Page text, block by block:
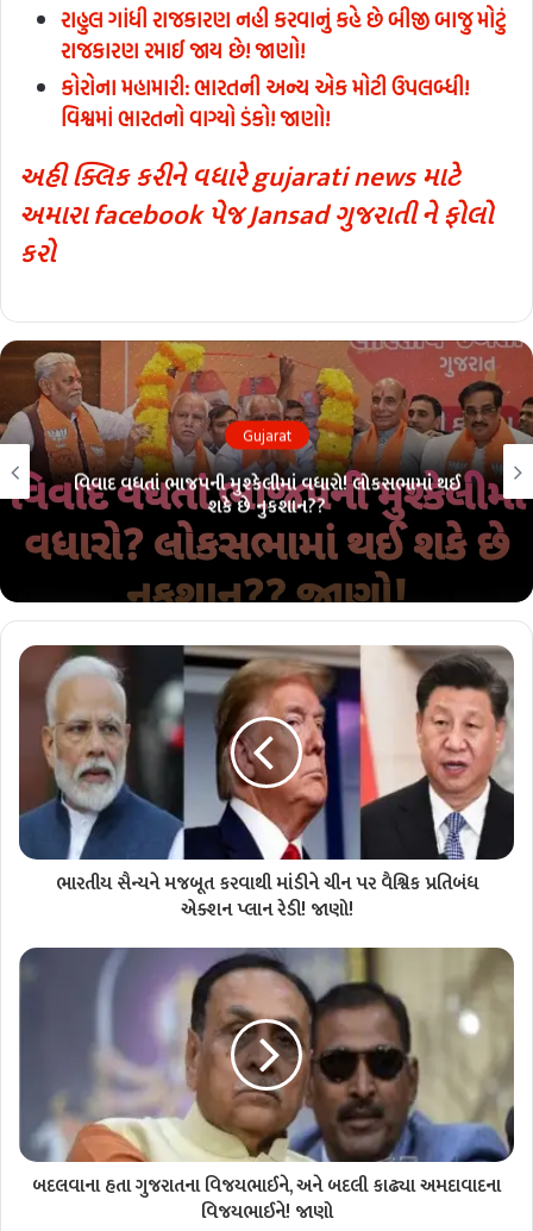
રાહુલ ગાંધી રાજકારણ નહી કરવાનું કહે છે બીજી બાજુ મોટું
રાજકારણ રમાઈ જાય છે! જાણો!
કોરોના મહામારી: ભારતની અન્ય એક મોટી ઉપલબ્ધી!
વિશ્વમાં ભારતનો વાગ્યો ડંકો! જાણો!
અહી ક્લિક કરીને વધારે gujarati news માટે
અમારા facebook પેજ Jansad ગુજરાતી ને ફોલો
કરો
થઈ
Gujarat
લોકસભા ચૂંટણી પહેલાં ભાજપમાં ભંગાણ?? 26
પરંપરા તૂટશે?? જાણો!!
ભારતીય સૈન્યને મજબૂત કરવાથી માંડીને ચીન પર વૈશ્વિક પ્રતિબંધ
એક્શન પ્લાન રેડી! જાણો!
બદલવાના હતા ગુજરાતના વિજયભાઈને, અને બદલી કાઢ્યા અમદાવાદના
વિજયભાઈને! જાણો